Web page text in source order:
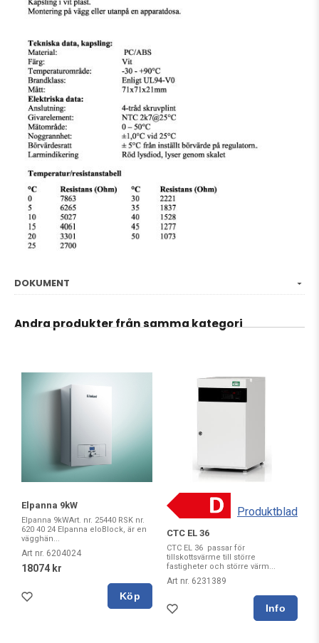
DOKUMENT
Andra produkter från samma kategori
Elpanna 9kW
Elpanna 9kWArt. nr. 25440 RSK nr.
620 40 24 Elpanna eloBlock, är en
vägghän...
Art nr. 6204024
18074 kr
Köp
Produktblad
CTC EL 36
CTC EL 36 passar för
tillskottsvärme till större
fastigheter och större värm...
Art nr. 6231389